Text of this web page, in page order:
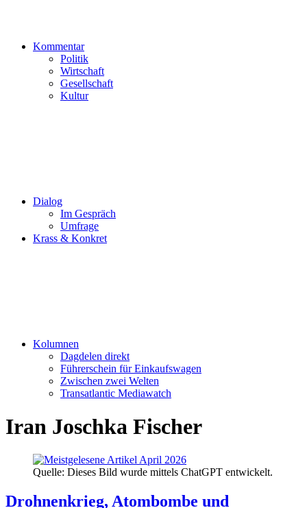
Kommentar
Politik
Wirtschaft
Gesellschaft
Kultur
Dialog
Im Gespräch
Umfrage
Krass & Konkret
Kolumnen
Dagdelen direkt
Führerschein für Einkaufswagen
Zwischen zwei Welten
Transatlantic Mediawatch
Iran Joschka Fischer
Quelle: Dieses Bild wurde mittels ChatGPT entwickelt.
Drohnenkrieg, Atombombe und